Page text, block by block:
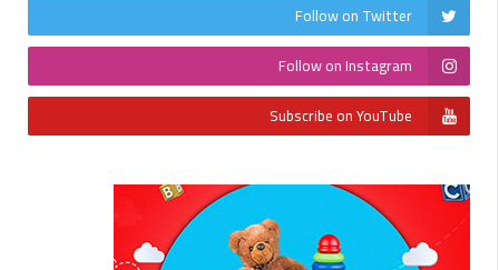
Follow on Twitter
Follow on Instagram
Subscribe on YouTube